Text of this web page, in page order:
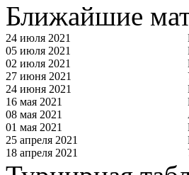
Ближайшие
24 июля 2021
05 июля 2021
02 июля 2021
27 июня 2021
24 июня 2021
16 мая 2021
08 мая 2021
01 мая 2021
25 апреля 2021
18 апреля 2021